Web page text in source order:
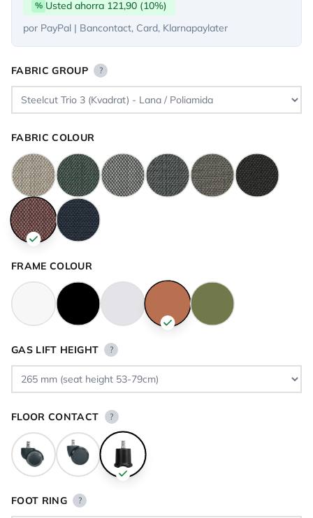
% Usted ahorra 121,90 (10%)
por PayPal | Bancontact, Card, Klarnapaylater
FABRIC GROUP ?
FABRIC COLOUR
FRAME COLOUR
GAS LIFT HEIGHT ?
FLOOR CONTACT ?
FOOT RING ?